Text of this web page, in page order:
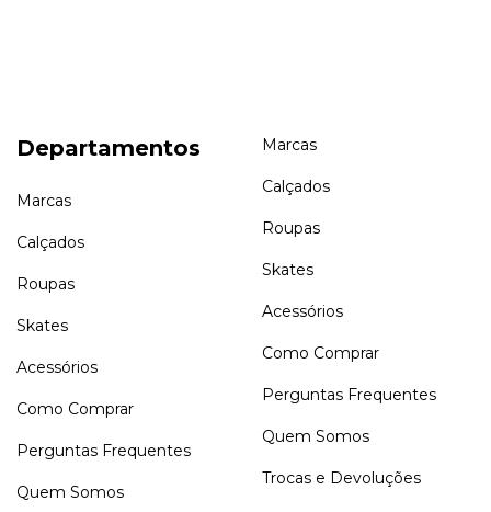
Departamentos
Marcas
Calçados
Roupas
Skates
Acessórios
Como Comprar
Perguntas Frequentes
Quem Somos
Marcas
Calçados
Roupas
Skates
Acessórios
Como Comprar
Perguntas Frequentes
Quem Somos
Trocas e Devoluções